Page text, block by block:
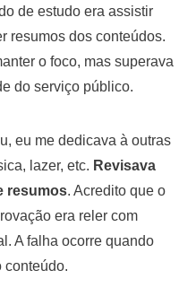
de estudo era assistir
resumos dos conteúdos.
o foco, mas superava
do serviço público.
eu me dedicava à outras
lazer, etc. Revisava
resumos. Acredito que o
era reler com
A falha ocorre quando
conteúdo.